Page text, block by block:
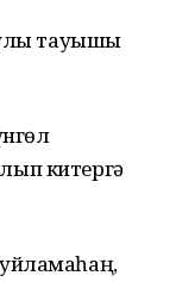
тауышы
китергә